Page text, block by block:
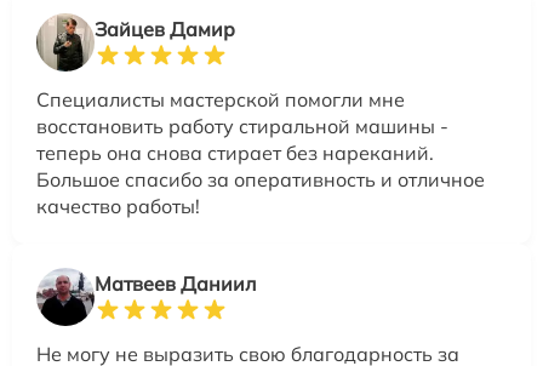
Зайцев Дамир
Специалисты мастерской помогли мне
восстановить работу стиральной машины -
теперь она снова стирает без нареканий.
Большое спасибо за оперативность и отличное
качество работы!
Матвеев Даниил
Не могу не выразить свою благодарность за